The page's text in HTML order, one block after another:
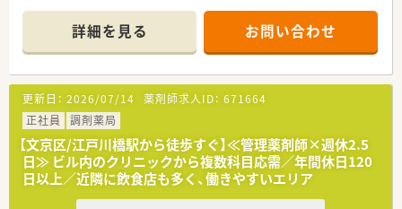
箋を1日あたり200枚強応需しています。
■正社員6名、パート7名、医療事務4名の常時7名体制で患者様へ
の対応を丁寧に行っています。
【法人特徴について】
■創業100年以上の歴史を持ち、地域住民の健康を長きにわたり
サポートし続けている企業です。
■茗荷谷駅前の本店を中心に文京区内で4店舗を展開し、地域密
着型の薬局づくりを進めております。
■調剤だけでなくOTC、雑貨、化粧品の販売も手掛け、地域住民
の健康を多角的にサポートしています。
詳細を見る お問い合わせ
更新日： 2026/07/14 薬剤師求人ID： 671664
正社員
調剤薬局
【文京区/江戸川橋駅から徒歩すぐ】≪管理薬剤師×週休2.5
日≫ ビル内のクリニックから複数科目応需／年間休日120
日以上／近隣に飲食店も多く、働きやすいエリア